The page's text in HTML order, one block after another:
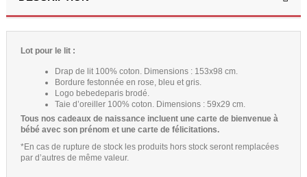
Lot pour le lit :
Drap de lit 100% coton. Dimensions : 153x98 cm.
Bordure festonnée en rose, bleu et gris.
Logo bebedeparis brodé.
Taie d’oreiller 100% coton. Dimensions : 59x29 cm.
Tous nos cadeaux de naissance incluent une carte de bienvenue à
bébé avec son prénom et une carte de félicitations.
*En cas de rupture de stock les produits hors stock seront remplacées
par d’autres de même valeur.